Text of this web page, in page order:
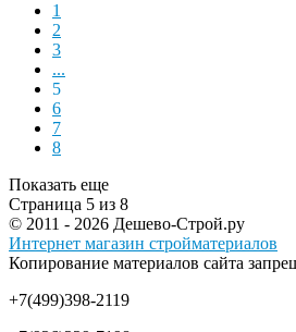
1
2
3
...
5
6
7
8
Показать еще
Страница 5 из 8
© 2011 - 2026 Дешево-Строй.ру
Интернет магазин стройматериалов
Копирование материалов сайта
+7(499)398-2119